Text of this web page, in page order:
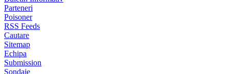
Parteneri
Poisoner
RSS Feeds
Cautare
Sitemap
Echipa
Submission
Sondaje